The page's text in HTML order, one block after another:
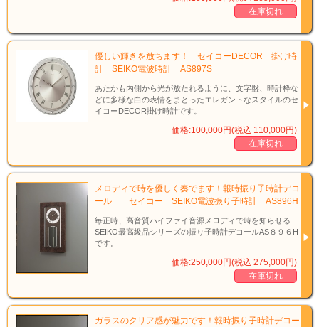
在庫切れ
優しい輝きを放ちます！ セイコーDECOR 掛け時
計 SEIKO電波時計 AS897S
あたかも内側から光が放たれるように、文字盤、時計枠な
どに多様な白の表情をまとったエレガントなスタイルのセ
イコーDECOR掛け時計です。
価格:100,000円(税込 110,000円)
在庫切れ
メロディで時を優しく奏でます！報時振り子時計デコ
ール セイコー SEIKO電波振り子時計 AS896H
毎正時、高音質ハイファイ音源メロディで時を知らせる
SEIKO最高級品シリーズの振り子時計デコールAS８９６H
です。
価格:250,000円(税込 275,000円)
在庫切れ
ガラスのクリア感が魅力です！報時振り子時計デコー